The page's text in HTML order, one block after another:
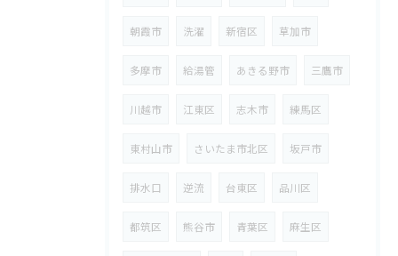
朝霞市 洗濯 新宿区 草加市
多摩市 給湯管 あきる野市 三鷹市
川越市 江東区 志木市 練馬区
東村山市 さいたま市北区 坂戸市
排水口 逆流 台東区 品川区
都筑区 熊谷市 青葉区 麻生区